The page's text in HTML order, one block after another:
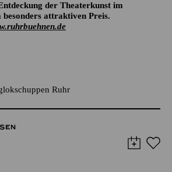
der Theaterkunst im
besonders attraktiven Preis.
Ruhr